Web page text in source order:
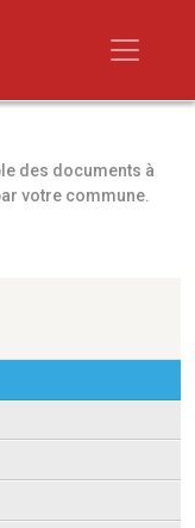
des documents à
votre commune.